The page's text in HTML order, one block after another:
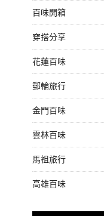
百味開箱
穿搭分享
花蓮百味
郵輪旅行
金門百味
雲林百味
馬祖旅行
高雄百味